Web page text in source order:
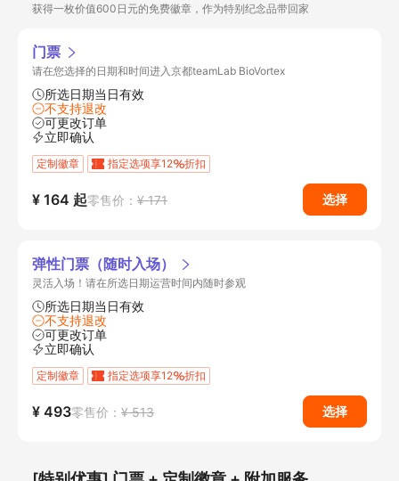
获得一枚价值600日元的免费徽章，作为特别纪念品带回家
门票
请在您选择的日期和时间进入京都teamLab BioVortex
所选日期当日有效
不支持退改
可更改订单
立即确认
定制徽章 指定选项享12 折扣
零售价： ¥ 171
¥ 164 起 选择
弹性门票（随时入场）
灵活入场！请在所选日期运营时间内随时参观
所选日期当日有效
不支持退改
可更改订单
立即确认
定制徽章 指定选项享12 折扣
零售价： ¥ 513
¥ 493 选择